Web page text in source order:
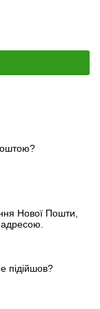
пам'ять,
потрібні ще:
дискретна
звіти
Нової Пошти,
підійшов?